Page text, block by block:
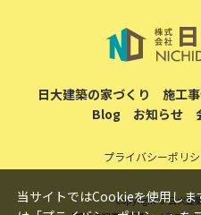
当サイトではCookieを使用し
日大建築の家づくり 施工
Blog
お知らせ
プライバシーポリ
Copyright © 日大建